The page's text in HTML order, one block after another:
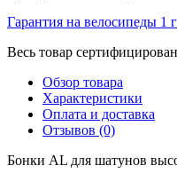
Гарантия на велосипеды 1
Весь товар сертифицирован
Обзор товара
Характеристики
Оплата и доставка
Отзывов (0)
Бонки AL для шатунов